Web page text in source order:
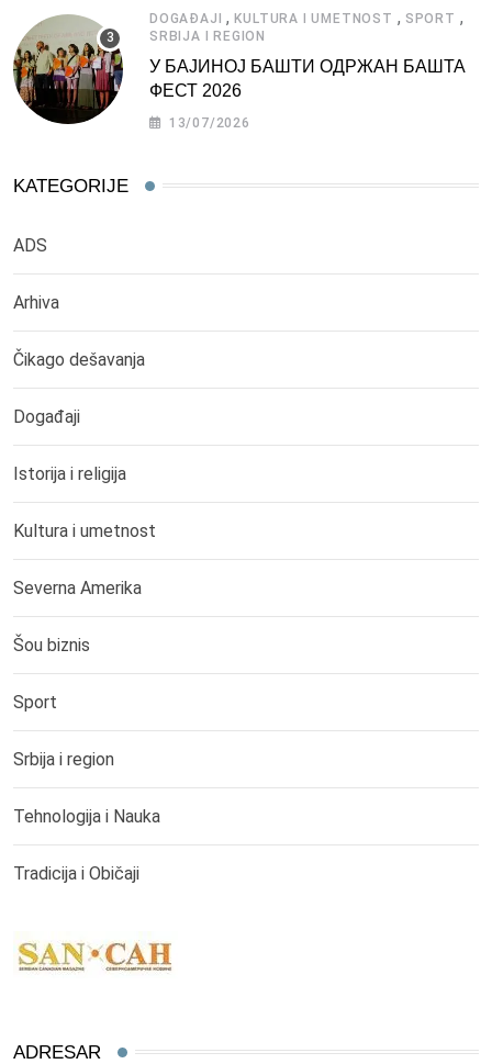
DOGAĐAJI ,KULTURA I UMETNOST , SPORT ,
SRBIJA I REGION
У БАЈИНОЈ БАШТИ ОДРЖАН БАШТА
ФЕСТ 2026
13/07/2026
KATEGORIJE
ADS
Arhiva
Čikago dešavanja
Događaji
Istorija i religija
Kultura i umetnost
Severna Amerika
Šou biznis
Sport
Srbija i region
Tehnologija i Nauka
Tradicija i Običaji
ADRESAR